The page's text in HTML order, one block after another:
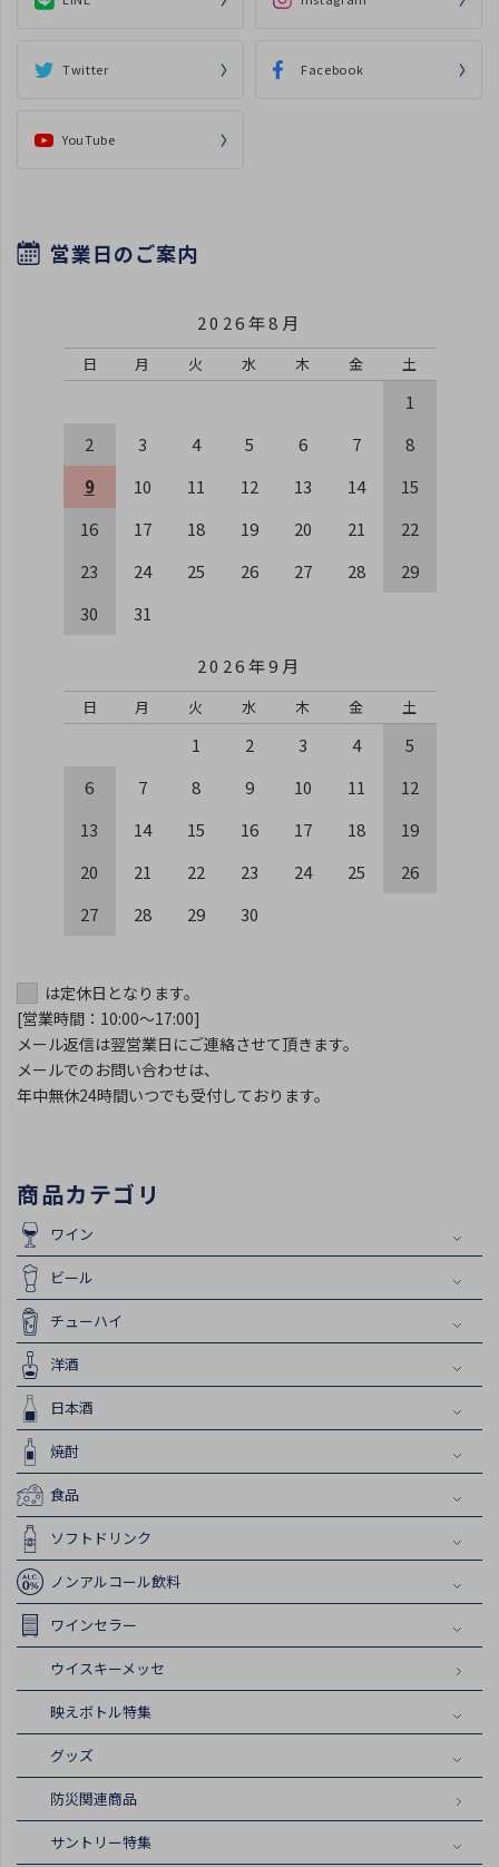
Twitter Facebook
YouTube
営業日のご案内
2026年8月
日 月 火 水 木 金 土
1
2
3 4 5 6 7
8
9
10 11 12 13 14
15
16
17 18 19 20 21
22
23
24 25 26 27 28
29
30
31
2026年9月
日 月 火 水 木 金 土
1 2 3 4
5
6
7 8 9 10 11
12
13
14 15 16 17 18
19
20
21 22 23 24 25
26
27
28 29 30
は定休日となります。
[営業時間：10:00～17:00]
メール返信は翌営業日にご連絡させて頂きます。
メールでのお問い合わせは、
年中無休24時間いつでも受付しております。
商品カテゴリ
ワイン
ビール
チューハイ
洋酒
日本酒
焼酎
食品
ソフトドリンク
ノンアルコール飲料
ワインセラー
ウイスキーメッセ
映えボトル特集
グッズ
防災関連商品
サントリー特集